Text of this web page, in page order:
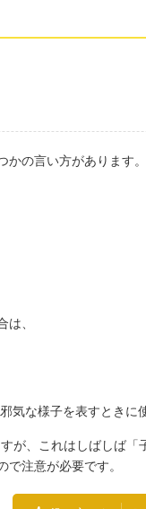
かの言い方があります
、
な様子を表すときに
が、これはしばしば「
注意が必要です。